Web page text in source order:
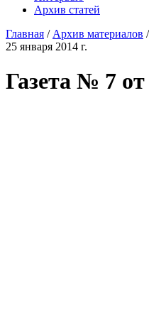
Архив статей
Главная / Архив материалов /
25 января 2014 г.
Газета № 7 от